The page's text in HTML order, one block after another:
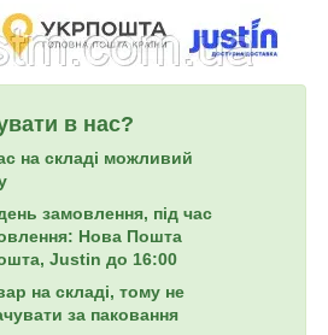
в нас?
на складі можливий
замовлення, під час
Нова Пошта
Justin до 16:00
на складі, тому не
за паковання